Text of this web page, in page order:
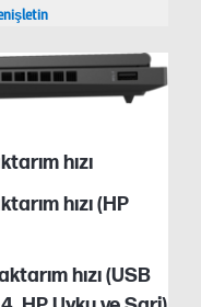
hızı
hızı (HP
hızı (USB